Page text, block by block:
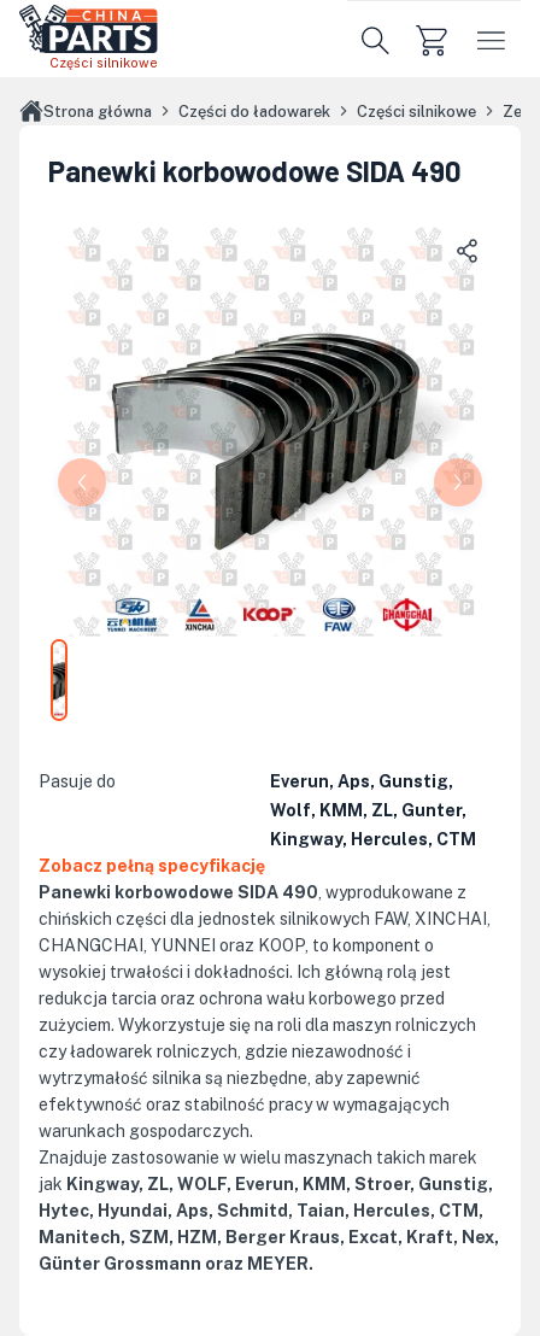
Przejdź do treści głównej
Części silnikowe
Strona główna Części do ładowarek Części silnikowe
Panewki korbowodowe SIDA 490
Pasuje do
Everun, Aps, Gunstig,
Wolf, KMM, ZL, Gunter,
Kingway, Hercules, CTM
Zobacz pełną specyfikację
Panewki korbowodowe SIDA 490 , wyprodukowane z
chińskich części dla jednostek silnikowych FAW, XINCHAI,
CHANGCHAI, YUNNEI oraz KOOP, to komponent o
wysokiej trwałości i dokładności. Ich główną rolą jest
redukcja tarcia oraz ochrona wału korbowego przed
zużyciem. Wykorzystuje się na roli dla maszyn rolniczych
czy ładowarek rolniczych, gdzie niezawodność i
wytrzymałość silnika są niezbędne, aby zapewnić
efektywność oraz stabilność pracy w wymagających
warunkach gospodarczych.
Znajduje zastosowanie w wielu maszynach takich marek
jak Kingway, ZL, WOLF, Everun, KMM, Stroer, Gunstig,
Hytec, Hyundai, Aps, Schmitd, Taian, Hercules, CTM,
Manitech, SZM, HZM, Berger Kraus, Excat, Kraft, Nex,
Günter Grossmann oraz MEYER.